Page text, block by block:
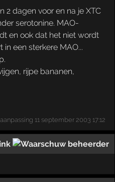
dagen voor en na je XTC
serotonine. MAO-
en ook dat het niet wordt
een sterkere MAO...
rijpe bananen,
11 september 2003 17:12